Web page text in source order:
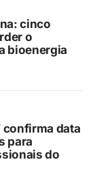
cinco
o
bioenergia
confirma data
para
do